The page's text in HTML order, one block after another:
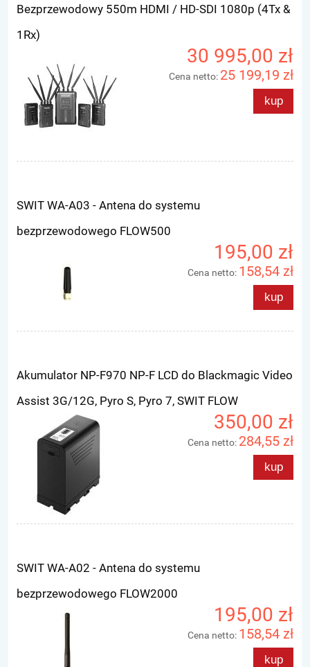
Bezprzewodowy 550m HDMI / HD-SDI 1080p (4Tx &
1Rx)
30 995,00 zł
Cena netto: 25 199,19 zł
kup
SWIT WA-A03 - Antena do systemu
bezprzewodowego FLOW500
195,00 zł
Cena netto: 158,54 zł
kup
Akumulator NP-F970 NP-F LCD do Blackmagic Video
Assist 3G/12G, Pyro S, Pyro 7, SWIT FLOW
350,00 zł
Cena netto: 284,55 zł
kup
SWIT WA-A02 - Antena do systemu
bezprzewodowego FLOW2000
195,00 zł
Cena netto: 158,54 zł
kup